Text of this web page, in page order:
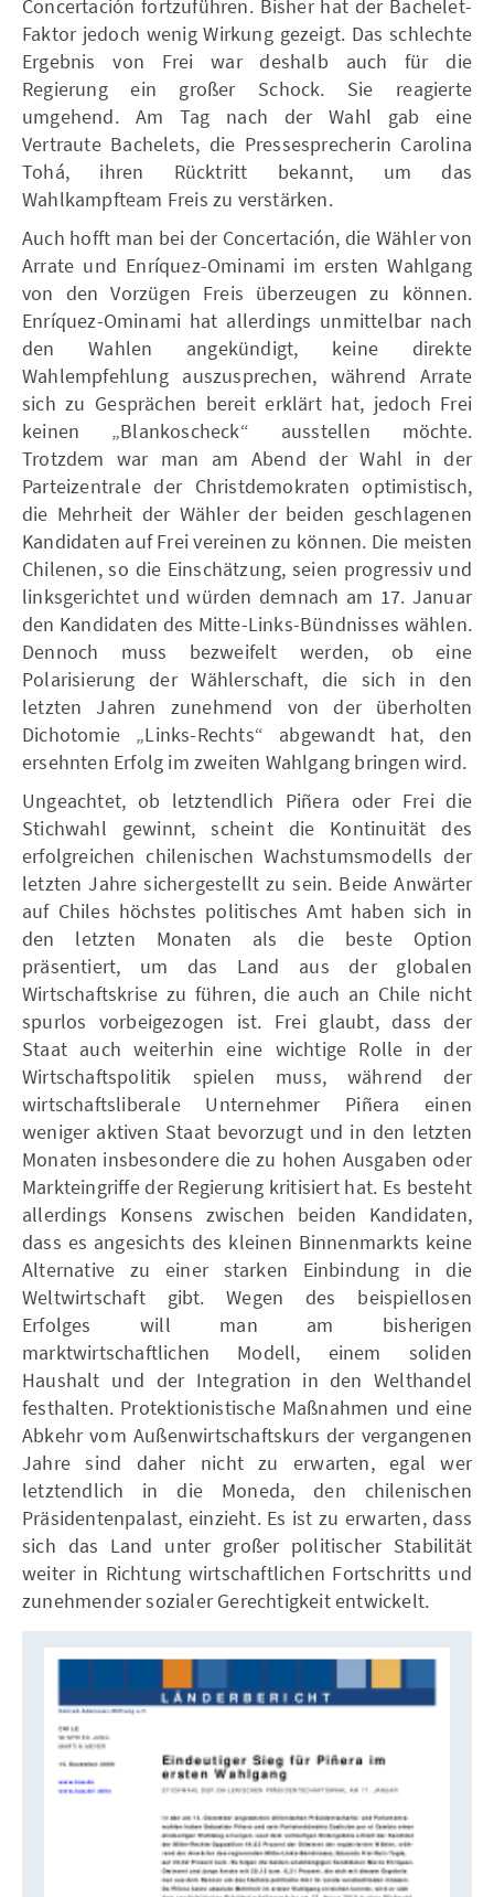
Concertación fortzuführen. Bisher hat der Bachelet-
Faktor jedoch wenig Wirkung gezeigt. Das schlechte
Ergebnis von Frei war deshalb auch für die
Regierung ein großer Schock. Sie reagierte
umgehend. Am Tag nach der Wahl gab eine
Vertraute Bachelets, die Pressesprecherin Carolina
Tohá, ihren Rücktritt bekannt, um das
Wahlkampfteam Freis zu verstärken.
Auch hofft man bei der Concertación, die Wähler von
Arrate und Enríquez-Ominami im ersten Wahlgang
von den Vorzügen Freis überzeugen zu können.
Enríquez-Ominami hat allerdings unmittelbar nach
den Wahlen angekündigt, keine direkte
Wahlempfehlung auszusprechen, während Arrate
sich zu Gesprächen bereit erklärt hat, jedoch Frei
keinen „Blankoscheck“ ausstellen möchte.
Trotzdem war man am Abend der Wahl in der
Parteizentrale der Christdemokraten optimistisch,
die Mehrheit der Wähler der beiden geschlagenen
Kandidaten auf Frei vereinen zu können. Die meisten
Chilenen, so die Einschätzung, seien progressiv und
linksgerichtet und würden demnach am 17. Januar
den Kandidaten des Mitte-Links-Bündnisses wählen.
Dennoch muss bezweifelt werden, ob eine
Polarisierung der Wählerschaft, die sich in den
letzten Jahren zunehmend von der überholten
Dichotomie „Links-Rechts“ abgewandt hat, den
ersehnten Erfolg im zweiten Wahlgang bringen wird.
Ungeachtet, ob letztendlich Piñera oder Frei die
Stichwahl gewinnt, scheint die Kontinuität des
erfolgreichen chilenischen Wachstumsmodells der
letzten Jahre sichergestellt zu sein. Beide Anwärter
auf Chiles höchstes politisches Amt haben sich in
den letzten Monaten als die beste Option
präsentiert, um das Land aus der globalen
Wirtschaftskrise zu führen, die auch an Chile nicht
spurlos vorbeigezogen ist. Frei glaubt, dass der
Staat auch weiterhin eine wichtige Rolle in der
Wirtschaftspolitik spielen muss, während der
wirtschaftsliberale Unternehmer Piñera einen
weniger aktiven Staat bevorzugt und in den letzten
Monaten insbesondere die zu hohen Ausgaben oder
Markteingriffe der Regierung kritisiert hat. Es besteht
allerdings Konsens zwischen beiden Kandidaten,
dass es angesichts des kleinen Binnenmarkts keine
Alternative zu einer starken Einbindung in die
Weltwirtschaft gibt. Wegen des beispiellosen
Erfolges will man am bisherigen
marktwirtschaftlichen Modell, einem soliden
Haushalt und der Integration in den Welthandel
festhalten. Protektionistische Maßnahmen und eine
Abkehr vom Außenwirtschaftskurs der vergangenen
Jahre sind daher nicht zu erwarten, egal wer
letztendlich in die Moneda, den chilenischen
Präsidentenpalast, einzieht. Es ist zu erwarten, dass
sich das Land unter großer politischer Stabilität
weiter in Richtung wirtschaftlichen Fortschritts und
zunehmender sozialer Gerechtigkeit entwickelt.